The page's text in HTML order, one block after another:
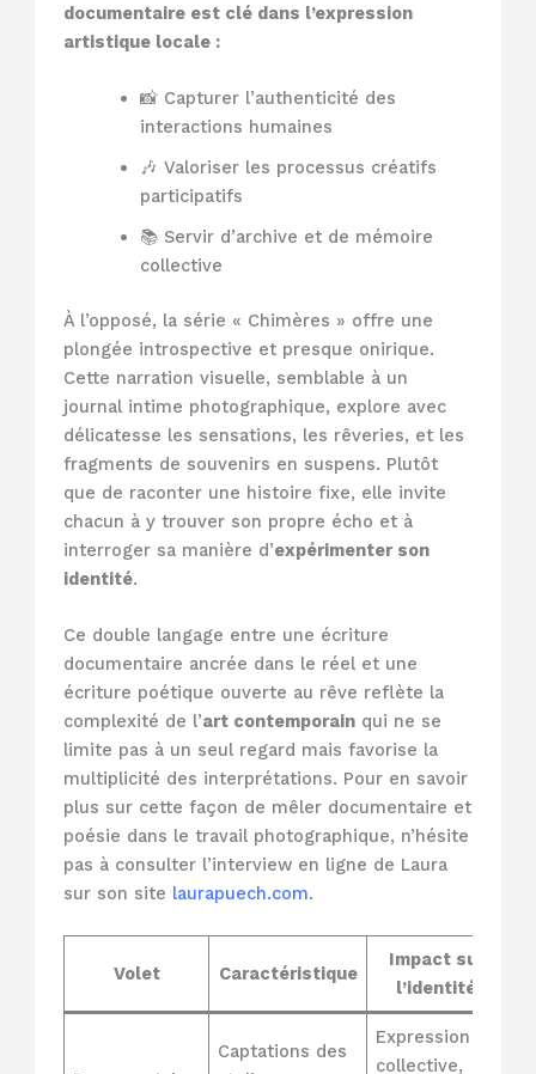
documentaire est clé dans l’expression
artistique locale :
📸 Capturer l’authenticité des
interactions humaines
🎶 Valoriser les processus créatifs
participatifs
📚 Servir d’archive et de mémoire
collective
À l’opposé, la série « Chimères » offre une
plongée introspective et presque onirique.
Cette narration visuelle, semblable à un
journal intime photographique, explore avec
délicatesse les sensations, les rêveries, et les
fragments de souvenirs en suspens. Plutôt
que de raconter une histoire fixe, elle invite
chacun à y trouver son propre écho et à
interroger sa manière d’expérimenter son
identité.
Ce double langage entre une écriture
documentaire ancrée dans le réel et une
écriture poétique ouverte au rêve reflète la
complexité de l’art contemporain qui ne se
limite pas à un seul regard mais favorise la
multiplicité des interprétations. Pour en savoir
plus sur cette façon de mêler documentaire et
poésie dans le travail photographique, n’hésite
pas à consulter l’interview en ligne de Laura
sur son site laurapuech.com.
Volet Caractéristique
Impact sur
l’identité
Captations des
Expression
collective,